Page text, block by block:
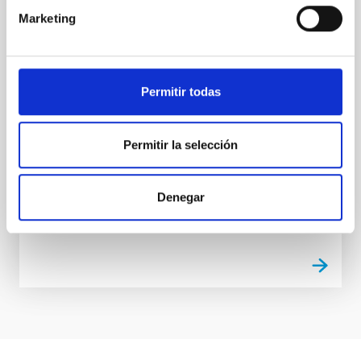
Marketing
Permitir todas
Permitir la selección
Denegar
ganador de este certamen organizado por el Instituto
de Astrofísica de Canarias (IAC) a través del proyecto
Observatorios de Canarias, y con la colaboración de
General de Ordenación de las Enseñanzas, Inclusión
Formación Profesional, Actividad Física y Deportes
del Gobierno de Canarias. El fallo se dará a conocer
próximo mes de junio. El Premio